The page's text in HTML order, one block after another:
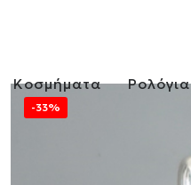
Κοσμήματα Ρολόγια
-33%